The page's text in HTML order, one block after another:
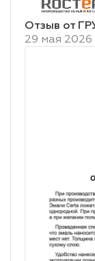
Отзыв от
29 мая 2026